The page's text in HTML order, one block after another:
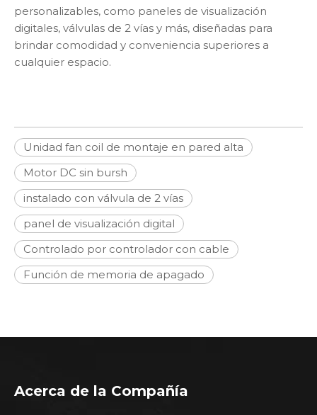
personalizables, como paneles de visualización
digitales, válvulas de 2 vías y más, diseñadas para
brindar comodidad y conveniencia superiores a
cualquier espacio.
Unidad fan coil de montaje en pared alta
Motor DC sin bursh
instalado con válvula de 2 vías
panel de visualización digital
Controlado por controlador con cable
Función de memoria de apagado
Acerca de la Compañía